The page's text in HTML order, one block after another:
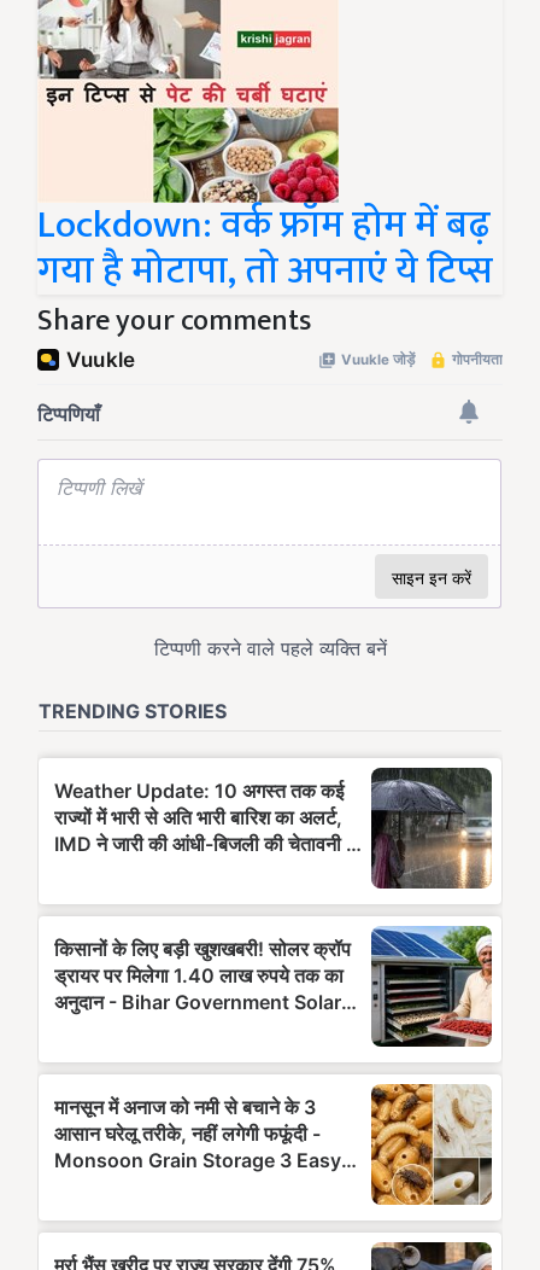
Lockdown: वर्क फ्रॉम होम में बढ़
गया है मोटापा, तो अपनाएं ये टिप्स
Share your comments